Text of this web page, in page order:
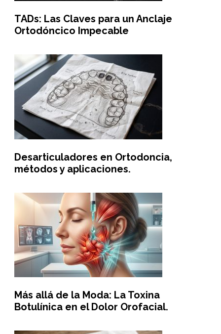
TADs: Las Claves para un Anclaje
Ortodóncico Impecable
Desarticuladores en Ortodoncia,
métodos y aplicaciones.
Más allá de la Moda: La Toxina
Botulínica en el Dolor Orofacial.